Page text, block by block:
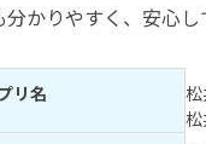
かりやすく、安心
リ名